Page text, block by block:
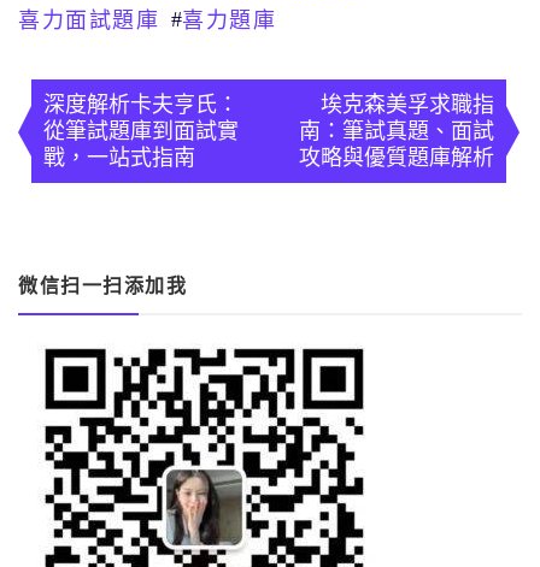
喜力面試題庫 #喜力題庫
章
導
覽
深度解析卡夫亨氏：
從筆試題庫到面試實
戰，一站式指南
埃克森美孚求職指
南：筆試真題、面試
攻略與優質題庫解析
微信扫一扫添加我